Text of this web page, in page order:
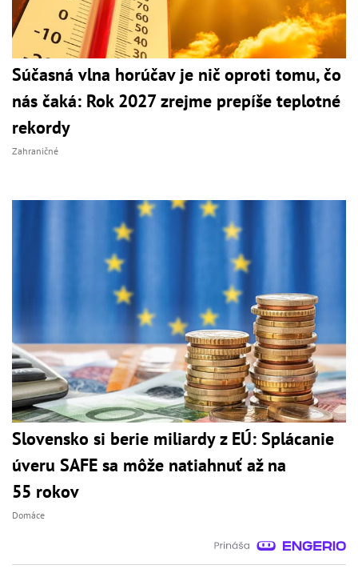
Súčasná vlna horúčav je nič oproti tomu, čo
nás čaká: Rok 2027 zrejme prepíše teplotné
rekordy
Zahraničné
Slovensko si berie miliardy z EÚ: Splácanie
úveru SAFE sa môže natiahnuť až na
55 rokov
Domáce